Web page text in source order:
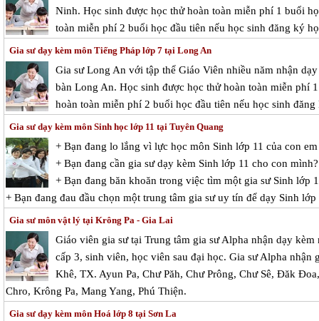
Ninh. Học sinh được học thử hoàn toàn miễn phí 1 buổi
toàn miễn phí 2 buổi học đầu tiên nếu học sinh đăng ký
Gia sư dạy kèm môn Tiếng Pháp lớp 7 tại Long An
Gia sư Long An với tập thể Giáo Viên nhiều năm nhận
bàn Long An. Học sinh được học thử hoàn toàn miễn phí
hoàn toàn miễn phí 2 buổi học đầu tiên nếu học sinh
Gia sư dạy kèm môn Sinh học lớp 11 tại Tuyên Quang
+ Bạn đang lo lắng vì lực học môn Sinh lớp 11 của con
+ Bạn đang cần gia sư dạy kèm Sinh lớp 11 cho con mình?
+ Bạn đang băn khoăn trong việc tìm một gia sư Sinh lớp
+ Bạn đang đau đầu chọn một trung tâm gia sư uy tín để dạy Sinh lớp
Gia sư môn vật lý tại Krông Pa - Gia Lai
Giáo viên gia sư tại Trung tâm gia sư Alpha nhận dạy
cấp 3, sinh viên, học viên sau đại học. Gia sư Alpha
Khê, TX. Ayun Pa, Chư Păh, Chư Prông, Chư Sê, Đăk
Chro, Krông Pa, Mang Yang, Phú Thiện.
Gia sư dạy kèm môn Hoá lớp 8 tại Sơn La